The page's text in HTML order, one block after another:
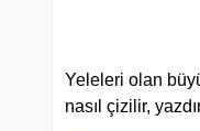
Yeleleri olan
nasıl çizilir,